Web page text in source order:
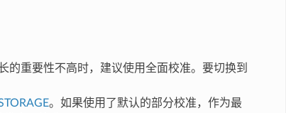
的重要性不高时，建议使用全面校准。要切换到
。如果使用了默认的部分校准，作为最